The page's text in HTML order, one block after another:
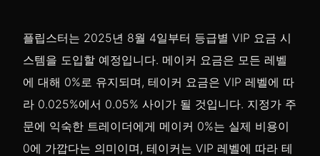
플립스터는 2025년 8월 4일부터 등급별 VIP 요금 시
스템을 도입할 예정입니다. 메이커 요금은 모든 레벨
에 대해 0%로 유지되며, 테이커 요금은 VIP 레벨에 따
라 0.025%에서 0.05% 사이가 될 것입니다. 지정가 주
문에 익숙한 트레이더에게 메이커 0%는 실제 비용이
0에 가깝다는 의미이며, 테이커는 VIP 레벨에 따라 테